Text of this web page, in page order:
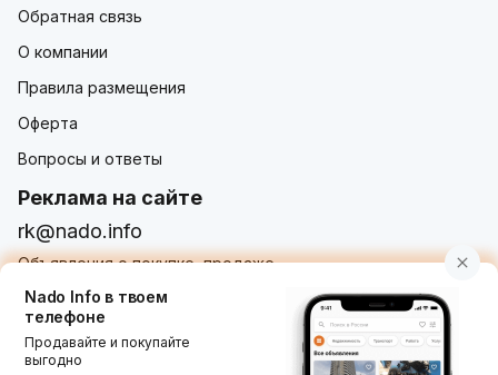
Обратная связь
О компании
Правила размещения
Оферта
Вопросы и ответы
Реклама на сайте
rk@nado.info
Объявления о покупке, продаже,
услугах от частных лиц и организаций
Nado Info в твоем
телефоне
Продавайте и покупайте
выгодно